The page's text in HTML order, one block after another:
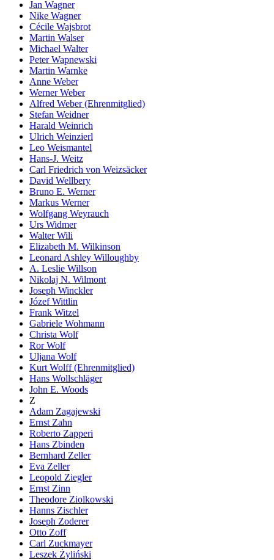
Jan Wagner
Nike Wagner
Cécile Wajsbrot
Martin Walser
Michael Walter
Peter Wapnewski
Martin Warnke
Anne Weber
Werner Weber
Alfred Weber (Ehrenmitglied)
Stefan Weidner
Harald Weinrich
Ulrich Weinzierl
Leo Weismantel
Hans-J. Weitz
Carl Friedrich von Weizsäcker
David Wellbery
Bruno E. Werner
Markus Werner
Wolfgang Weyrauch
Urs Widmer
Walter Wili
Elizabeth M. Wilkinson
Leonard Ashley Willoughby
A. Leslie Willson
Nikolaj N. Wilmont
Joseph Winckler
Józef Wittlin
Frank Witzel
Gabriele Wohmann
Christa Wolf
Ror Wolf
Uljana Wolf
Kurt Wolff (Ehrenmitglied)
Hans Wollschläger
John E. Woods
Z
Adam Zagajewski
Ernst Zahn
Roberto Zapperi
Hans Zbinden
Bernhard Zeller
Eva Zeller
Leopold Ziegler
Ernst Zinn
Theodore Ziolkowski
Hanns Zischler
Joseph Zoderer
Otto Zoff
Carl Zuckmayer
Leszek Żyliński